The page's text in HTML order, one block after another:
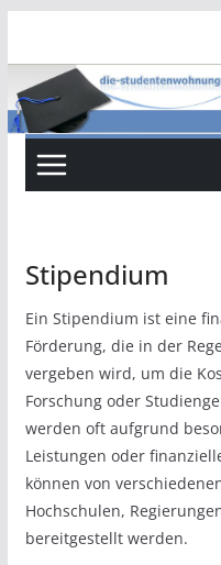
springen
Stipendium
Ein Stipendium ist eine
Förderung, die in der
vergeben wird, um die
Forschung oder
werden oft aufgrund
Leistungen oder
können von
Hochschulen,
bereitgestellt werden.